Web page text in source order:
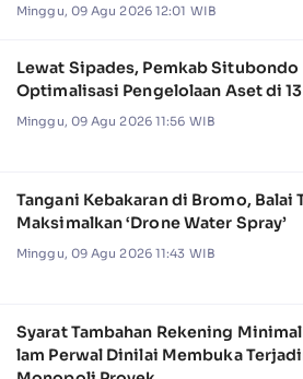
Minggu, 09 Agu 2026 12:01 WIB
Lewat Sipades, Pemkab Situbondo
Optimalisasi Pengelolaan Aset di
Minggu, 09 Agu 2026 11:56 WIB
Tangani Kebakaran di Bromo, Balai
Maksimalkan ‘Drone Water Spray’
Minggu, 09 Agu 2026 11:43 WIB
Syarat Tambahan Rekening
lam Perwal Dinilai Membuka